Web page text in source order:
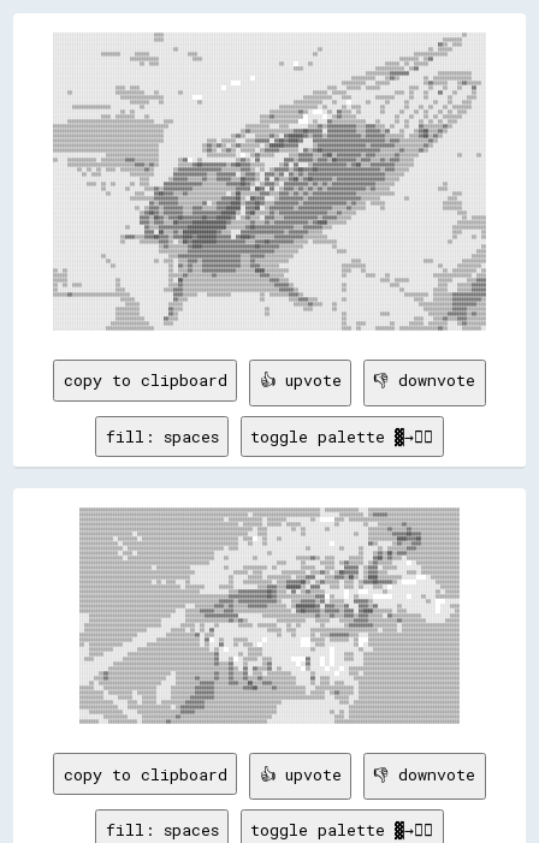
copy to clipboard 👍 upvote 👎 downvote
fill: spaces toggle palette ▓→✊🏽
▒▒▒▒▒▒▒▒▒▒▒▒▒▒▒▒▒▒▒▒▒▒▒▒▒▒▒▒▒▒▒▒▒▒▒▒▒▒▒▒▒▒▒▒▒▒▒▒▒▒▒▒▒▒▒▒▒▒▒▒▒▒▒▒▒▒▒▒▒▒░░▒▒▒▒▒▒▒▒▒▒▒▒▒▒▒▒▒▒▒▒▒▒▒▒▒▒▒▒░░░░░░░░▒▒▒▒▒▒▒▒▒▒░░▒▒▓▓▓▓▓▓▒▒▒▒▒▒▒▒▒▒▒▒▒▒▒▒▒▒▒▒▒▒▒▒▒▒▒▒▒▒
▒▒▒▒▒▒▒▒▒▒▒▒▒▒▒▒▒▒▒▒▒▒▒▒▒▒▒▒▒▒▒▒▒▒▒▒▒▒▒▒▒▒▒▒▒▒▒▒▒▒▒▒▒▒▒▒▒▒▒▒▒▒▒▒▒▒░░▒▒▒▒▒▒▒▒░░▒▒▒▒▒▒░░▒▒▒▒▒▒░░░░░░░░░░░░░░▒▒░░░░░░░░░░▒▒░░░░▒▒▒▒▒▒▒▒▒▒▓▓▒▒▒▒▒▒▒▒▒▒▒▒▒▒▒▒▒▒▒▒▒▒
▒▒▒▒▒▒▒▒▒▒▒▒▒▒▒▒▒▒▒▒▒▒▒▒▒▒▒▒▒▒▒▒▒▒▒▒▒▒▒▒▒▒▒▒▒▒▒▒▒▒▒▒▒▒▒▒▒▒▒▒▒▒▒▒▒▒▒▒▒▒▒▒░░▒▒▒▒░░░░░░░░░░▒▒░░▒▒░░░░░░░░▒▒░░░░░░░░░░░░░░░░▒▒▒▒▒▒▒▒▓▓▒▒▒▒▒▒▓▓▒▒▒▒▒▒▒▒▒▒▒▒▒▒▒▒▒▒▒▒
▒▒▒▒▒▒▒▒▒▒▒▒▒▒▒▒▒▒▒▒▒▒░░▒▒▒▒▒▒▒▒▒▒▒▒▒▒▒▒▒▒▒▒▒▒▒▒▒▒▒▒▒▒▒▒▒▒▒▒▒▒▒▒▒▒▒▒▒▒░░░░▒▒▒▒░░░░░░░░░░░░░░▒▒░░░░░░░░░░░░░░░░░░░░▒▒░░░░▒▒▒▒▒▒▒▒▒▒▓▓▓▓▓▓██▓▓▓▓▒▒▒▒▒▒▒▒▒▒▒▒▒▒▒▒
▒▒▒▒▒▒▒▒▒▒▒▒▒▒░░▒▒▒▒▒▒▒▒░░▒▒▒▒▒▒▒▒▒▒▒▒▒▒▒▒▒▒▒▒▒▒▒▒▒▒▒▒▒▒▒▒▒▒▒▒▒▒▒▒░░▒▒▒▒  ░░▒▒░░░░▒▒░░░░░░░░░░░░░░░░░░░░░░░░░░░░░░░░░░░░▒▒▒▒▒▒▒▒▒▒▒▒████▓▓▓▓██▒▒▒▒▒▒▒▒▒▒▒▒▒▒▒▒
▒▒▒▒▒▒▒▒▒▒▒▒▒▒▒▒░░▒▒▒▒▒▒▒▒▒▒▒▒▒▒▒▒▒▒▒▒▒▒▒▒▒▒▒▒▒▒▒▒▒▒▒▒▒▒▒▒▒▒▒▒▒▒▒▒░░░░▒▒░░░░▒▒░░░░░░░░░░░░░░░░░░░░░░░░░░  ░░░░░░░░░░░░░░▓▓▒▒░░░░░░▒▒▓▓▒▒▒▒▓▓▓▓▒▒▒▒▒▒▒▒▒▒▒▒▒▒▒▒
▒▒▒▒▒▒▒▒▒▒▒▒▒▒▒▒▒▒░░▒▒▒▒▒▒▒▒▒▒▒▒▒▒▒▒▒▒▒▒▒▒▒▒▒▒▒▒▒▒▒▒▒▒▒▒▒▒▒▒░░▒▒▒▒░░░░░░░░░░░░░░░░░░░░░░░░░░░░▒▒░░░░░░░░░░░░▒▒░░░░░░▒▒░░░░░░▒▒░░▒▒▒▒▒▒▒▒▓▓▓▓▒▒▒▒▒▒▒▒▒▒▒▒▒▒▒▒▒▒
▒▒▒▒▒▒▒▒▒▒▒▒▒▒▒▒░░▒▒▒▒░░▒▒▒▒▒▒▒▒▒▒▒▒▒▒▒▒▒▒▒▒▒▒▒▒▒▒▒▒▒▒▒▒░░░░░░░░░░░░░░░░░░░░░░▒▒░░░░░░░░░░░░░░░░░░░░░░░░░░░░░░░░░░░░▒▒░░░░▒▒▓▓▒▒██▒▒▓▓▓▓▒▒▒▒▒▒▒▒▒▒▒▒▒▒▒▒▒▒▒▒▒▒
▒▒▒▒▒▒▒▒▒▒▒▒▒▒▒▒▒▒░░▒▒▒▒▒▒▒▒▒▒▒▒▒▒▒▒▒▒▒▒▒▒▒▒▒▒▒▒▒▒▒▒▒▒▒▒░░░░▒▒░░░░░░░░░░▒▒░░░░░░░░░░░░░░░░▒▒▒▒▒▒▓▓▒▒░░▒▒▒▒░░░░░░▒▒▒▒▒▒░░░░▓▓██▒▒▓▓▒▒▒▒░░▒▒▒▒▒▒▒▒▒▒▒▒▒▒▒▒▒▒▒▒▒▒
▒▒▒▒▒▒▒▒▒▒▒▒▒▒▒▒▒▒▒▒▒▒▒▒▒▒▒▒▒▒▒▒▒▒▒▒▒▒▒▒▒▒▒▒▒▒▒▒▒▒▒▒▒▒░░░░░░░░░░░░░░░░░░░░░░░░░░░░▒▒▒▒░░░░░░▒▒░░░░░░▒▒▒▒▒▒░░▒▒▓▓▒▒▒▒▒▒░░▒▒▓▓▒▒▒▒▒▒░░░░░░  ░░▒▒▒▒▒▒▒▒▒▒▒▒▒▒▒▒▒▒
▒▒▒▒▒▒▒▒▒▒▒▒▒▒▒▒▒▒▒▒▒▒▒▒▒▒▒▒▒▒░░▒▒▒▒▒▒▒▒▒▒▒▒▒▒░░░░░░░░░░░░░░▒▒░░░░░░▒▒▒▒▒▒▒▒▒▒░░▒▒░░░░░░░░░░▒▒▒▒▒▒░░░░▒▒▒▒░░░░▓▓▓▓▓▓░░▒▒▓▓▓▓░░▒▒▒▒▒▒░░░░░░░░░░▒▒▒▒▒▒▒▒▒▒▒▒▒▒▒▒
▒▒▒▒▒▒▒▒▒▒▒▒▒▒▒▒▒▒▒▒▒▒▒▒▒▒▒▒▒▒▒▒▒▒▒▒▒▒▒▒▒▒▒▒▒▒▒▒░░░░░░░░░░░░░░░░▒▒▒▒▒▒░░▒▒▒▒░░░░░░░░▒▒▒▒▒▒▒▒▒▒░░▒▒▒▒▓▓▒▒░░▒▒██▓▓▓▓▓▓░░▒▒▓▓▓▓▒▒▒▒░░░░░░░░▒▒▒▒░░▒▒▒▒▒▒▒▒▒▒▒▒▒▒▒▒
▒▒▒▒▒▒▒▒▒▒▒▒▒▒▒▒▒▒▒▒▒▒▒▒▒▒▒▒▒▒▒▒▒▒▒▒▒▒▒▒▒▒▒▒▒▒░░░░░░░░░░░░░░░░▒▒░░░░░░▒▒▒▒▒▒░░▒▒▒▒▒▒▒▒▒▒░░▒▒▒▒▓▓▓▓░░░░▒▒▒▒▓▓▓▓▒▒██▒▒░░▒▒████▒▒▒▒▒▒▒▒▒▒░░░░░░    ░░▒▒▒▒▒▒▒▒▒▒▒▒
▒▒▒▒▒▒▒▒▒▒▒▒▒▒▒▒▒▒▒▒▒▒▒▒▒▒▒▒▒▒░░▒▒░░▒▒▒▒░░░░▒▒░░░░░░░░░░░░░░░░▒▒░░░░▒▒▒▒▒▒▒▒▒▒▒▒░░▒▒▒▒▓▓▓▓▓▓██▒▒░░▒▒▓▓▒▒▒▒▒▒░░▒▒▒▒░░▒▒▓▓▓▓██▓▓▓▓▓▓▒▒░░      ░░░░░░░░▒▒▒▒▒▒▒▒▒▒
▒▒▒▒▒▒▒▒▒▒▒▒▒▒▒▒▒▒▒▒▒▒▒▒▒▒▒▒▒▒▒▒▒▒▒▒▒▒▒▒▒▒░░▒▒▒▒▒▒▒▒░░░░░░▒▒▒▒▒▒░░░░░░░░░░▒▒▒▒▓▓▓▓▒▒▒▒██████▒▒░░▓▓▓▓░░░░▒▒▒▒░░▒▒▒▒░░▒▒░░░░▒▒▒▒░░  ░░░░░░░░░░░░░░░░░░░░▒▒▒▒▒▒▒▒
▒▒▒▒▒▒▒▒▒▒▒▒▒▒▒▒▒▒▒▒▒▒▒▒▒▒▒▒▒▒▒▒▒▒▒▒▒▒▒▒▒▒▒▒▒▒▒▒▒▒░░░░░░░░░░░░▒▒▒▒▓▓▓▓▓▓▓▓▓▓▓▓██▓▓▒▒▒▒░░▓▓░░▒▒▓▓▒▒▒▒▒▒░░░░░░░░  ░░░░    ░░░░░░▒▒░░░░░░░░░░░░░░░░░░░░▒▒░░▒▒▒▒▒▒
▒▒▒▒▒▒▒▒▒▒▒▒▒▒▒▒▒▒▒▒▒▒▒▒▒▒▒▒▒▒▒▒▒▒▒▒▒▒▒▒▒▒▒▒▒▒▒▒▒▒▒▒▒▒▒▒▒▒▒▒▒▒▓▓▓▓▓▓▓▓▓▓▓▓▓▓▓▓██▓▓▒▒▒▒▒▒▒▒▒▒▒▒▒▒▒▒▓▓▓▓  ▒▒░░░░  ░░▒▒░░░░░░        ░░░░░░  ░░░░▒▒░░░░▒▒▒▒▒▒▒▒▒▒
▒▒▒▒▒▒▒▒▒▒▒▒▒▒▒▒▒▒▒▒▒▒▒▒▒▒▒▒▒▒▒▒▒▒▒▒▒▒▒▒▒▒▒▒▒▒▒▒▒▒▒▒▒▒▒▒▒▒▓▓▓▓▓▓▒▒▓▓▓▓▓▓▓▓▓▓▓▓▓▓▓▓▒▒░░░░▒▒▒▒▓▓▓▓▓▓▒▒▓▓░░▒▒▒▒▒▒░░░░▓▓▓▓▓▓▒▒░░░░░░░░░░░░░░░░░░░░░░▒▒░░    ░░░░░░
▒▒▒▒▒▒▒▒▒▒▒▒▒▒▒▒▒▒▒▒▒▒▒▒▒▒▒▒▒▒▒▒▒▒▒▒▒▒▒▒▒▒▒▒░░░░▒▒▒▒▒▒▒▒▓▓▓▓▒▒▓▓▒▒▒▒▒▒▓▓▓▓▓▓▓▓▒▒▒▒▒▒▒▒░░▒▒████████▓▓░░▓▓▓▓▒▒▒▒▓▓░░░░▓▓▓▓▒▒▓▓░░░░░░░░▒▒░░░░░░░░░░░░░░  ░░░░▒▒▒▒
▒▒▒▒▒▒▒▒▒▒▒▒▒▒▒▒▒▒▒▒▒▒▒▒▒▒▒▒▒▒▒▒▒▒▒▒▒▒▒▒░░░░▒▒▒▒▒▒▓▓▓▓▓▓▒▒▒▒▓▓▓▓▒▒▒▒▒▒▒▒▒▒▒▒▒▒▒▒▒▒▒▒▒▒▒▒░░▓▓██▓▓▓▓▓▓▒▒▓▓▓▓▓▓▒▒▓▓▓▓░░▓▓████▒▒▒▒▒▒▒▒░░▒▒▒▒░░░░░░░░░░░░  ░░░░░░▒▒
░░░░▒▒▒▒▒▒▒▒▒▒▒▒▒▒▒▒▒▒▒▒▒▒▒▒▒▒▒▒▒▒▒▒▒▒░░░░░░▒▒▒▒▒▒▒▒▓▓▓▓▓▓▓▓▓▓▓▓▓▓░░░░░░░░░░▒▒▒▒▒▒▒▒▒▒▒▒▒▒▒▒▒▒▒▒▒▒▓▓▒▒▒▒▓▓▒▒▒▒▓▓▓▓▒▒▓▓▓▓▒▒▒▒▒▒░░▓▓▒▒▒▒▒▒▒▒▒▒▒▒░░░░░░░░░░░░▒▒▒▒
░░░░▒▒▒▒▒▒▒▒▒▒▒▒▒▒▒▒▒▒▒▒▒▒▒▒▒▒▒▒▒▒░░░░░░░░░░▒▒▒▒▒▒▒▒▒▒▒▒▒▒▒▒▒▒▓▓▒▒▓▓▒▒░░░░░░░░░░░░▒▒▒▒▒▒▒▒▒▒▒▒░░░░▒▒▒▒▒▒░░░░▒▒▒▒▒▒▓▓▓▓▓▓▒▒▒▒▒▒▒▒▒▒▒▒▓▓▒▒▒▒▒▒▒▒▒▒░░░░░░░░▒▒▒▒▒▒
░░▒▒▒▒▒▒▒▒▒▒▒▒▒▒▒▒▒▒▒▒▒▒▒▒▒▒▒▒▒▒▒▒░░░░░░░░▒▒▒▒▒▒░░▒▒░░░░▒▒░░░░░░░░▒▒▒▒▒▒░░▒▒▒▒▒▒▒▒░░░░▒▒░░▒▒░░░░░░░░▒▒░░░░░░░░▒▒▓▓▓▓▓▓▓▓▓▓▒▒▒▒▒▒▒▒▒▒░░▒▒▒▒▒▒▒▒▒▒▒▒▒▒▒▒▒▒▒▒▒▒▒▒
░░▒▒▒▒▒▒▒▒▒▒▒▒▒▒▒▒▒▒▒▒▒▒▒▒▒▒░░░░░░░░░░▒▒▒▒▒▒░░▒▒░░▒▒░░▓▓░░░░░░░░░░░░░░░░░░░░░░▒▒▒▒▒▒░░▒▒▒▒░░░░░░▒▒▒▒▒▒▒▒▒▒▒▒▒▒▒▒▒▒▒▒▒▒▒▒▒▒▒▒░░▒▒▒▒▒▒░░▒▒▒▒▒▒▒▒▒▒▒▒▒▒▒▒▒▒▒▒▒▒▒▒
▒▒▒▒▒▒▒▒▒▒▒▒▒▒▒▒▒▒▒▒▒▒▒▒░░░░░░░░░░░░▒▒▒▒▒▒▒▒▒▒▒▒▓▓░░▒▒▒▒░░░░░░░░░░░░░░░░░░░░░░░░░░▒▒░░░░▒▒░░░░░░▒▒░░▒▒▒▒▓▓▓▓▓▓▓▓▒▒▒▒░░░░▒▒▒▒▒▒▒▒▒▒▒▒▒▒▒▒▒▒▒▒▒▒▒▒▒▒▒▒▒▒▒▒▒▒▒▒▒▒
▒▒▒▒▒▒▒▒▒▒▒▒▒▒▒▒▒▒▒▒▒▒░░░░░░░░░░▒▒▒▒▒▒▒▒▒▒▒▒▒▒▒▒▒▒░░▓▓  ░░▒▒░░░░▒▒▒▒▒▒░░░░░░  ░░░░░░░░░░░░░░    ▒▒▒▒▒▒░░▒▒▒▒▒▒▒▒░░▒▒    ▒▒▒▒▒▒▒▒▒▒▒▒▒▒▒▒▒▒▒▒▒▒▒▒▒▒▒▒▒▒▒▒▒▒▒▒▒▒
▒▒░░▒▒▒▒▒▒▒▒▒▒▒▒▒▒░░░░░░░░░░▒▒▒▒▒▒▒▒▒▒▒▒▒▒▒▒▒▒▒▒▒▒░░▒▒░░░░▓▓░░░░▒▒░░▒▒▒▒░░  ░░░░░░░░░░░░░░░░    ░░▒▒▒▒░░░░░░░░░░░░▒▒  ░░▒▒▒▒▒▒▒▒▒▒▒▒▒▒▒▒▒▒▒▒▒▒▒▒▒▒▒▒▒▒▒▒▒▒▒▒▒▒
░░░░▒▒▒▒▒▒░░░░░░░░░░▒▒▒▒▒▒▒▒▒▒▒▒▒▒▒▒▒▒▒▒▒▒▒▒▒▒▒▒▒▒▒▒▒▒▒▒▓▓░░░░░░░░▒▒░░▒▒▒▒▒▒░░░░░░░░░░░░░░░░░░░░░░░░░░░░  ░░░░▒▒▒▒░░░░▒▒▒▒▒▒▒▒▒▒▒▒▒▒▒▒▒▒▒▒▒▒▒▒▒▒▒▒▒▒▒▒▒▒▒▒▒▒▒▒
░░▒▒▒▒░░░░░░░░░░░░▒▒▒▒▒▒▒▒▒▒▒▒▒▒▒▒▒▒▒▒▒▒▒▒▒▒▒▒▒▒▒▒▒▒▒▒▒▒▓▓░░░░▒▒  ░░▒▒▒▒▒▒░░▒▒▒▒░░░░░░░░      ▓▓░░░░  ░░  ░░░░▒▒▒▒░░░░▒▒▒▒▒▒▒▒▒▒▒▒▒▒▒▒▒▒▒▒▒▒▒▒▒▒▒▒▒▒▒▒▒▒▒▒▒▒▒▒
░░░░░░░░░░░░░░▒▒▒▒▒▒▒▒▒▒▒▒▒▒▒▒▒▒▒▒▒▒▒▒▒▒▒▒▒▒▒▒▒▒▒▒▒▒▒▒▒▒▓▓▒▒▒▒▓▓░░░░▒▒░░░░░░▒▒▓▓░░░░░░░░░░  ░░▓▓░░░░  ░░  ░░░░░░░░░░░░▒▒▒▒▒▒▒▒▒▒▒▒▒▒▒▒▒▒▒▒▒▒▒▒▒▒▒▒▒▒▒▒▒▒▒▒▒▒▒▒
░░░░░░░░░░░░▒▒▒▒▒▒▒▒▒▒▒▒▒▒▒▒▒▒▒▒▒▒▒▒▒▒▒▒▒▒▒▒▒▒▒▒▒▒▒▒▒▒▒▒▒▒▒▒▒▒▓▓▒▒░░▓▓░░▓▓▒▒▒▒▓▓░░▒▒░░░░░░░░  ▒▒░░░░░░  ░░░░  ░░▒▒▒▒▒▒▒▒▒▒▒▒▒▒▒▒▒▒▒▒▒▒▒▒▒▒▒▒▒▒▒▒▒▒▒▒▒▒▒▒▒▒▒▒▒▒
░░░░░░░░▒▒▓▓▒▒▒▒▒▒▒▒▒▒▒▒▒▒▒▒▒▒▒▒▒▒▒▒▒▒░░▒▒▒▒▒▒▒▒▒▒▒▒▒▒▒▒▓▓▒▒▒▒▓▓▒▒▒▒▓▓░░▒▒▒▒░░▒▒▒▒▒▒▒▒▒▒░░░░░░░░▒▒░░░░░░░░  ░░░░▒▒▒▒░░▒▒▒▒▒▒▒▒▒▒▒▒▒▒▒▒▒▒▒▒▒▒▒▒▒▒▒▒▒▒▒▒▒▒▒▒▒▒▒▒
░░░░░░▒▒▒▒▓▓▒▒▒▒▒▒▒▒▒▒▒▒▒▒▒▒▒▒▒▒▒▒▒▒░░░░▒▒▒▒▒▒▒▒▓▓▒▒▒▒▒▒▓▓▒▒▒▒▓▓▒▒▒▒▓▓▒▒▒▒▓▓▒▒▒▒▒▒▒▒▒▒▒▒▒▒░░░░░░▓▓░░▒▒▒▒░░░░░░░░░░▒▒▒▒▒▒▒▒▒▒▒▒▒▒▒▒▒▒▒▒▒▒▒▒▒▒▒▒▒▒▒▒▒▒▒▒▒▒▒▒▒▒▒▒
░░░░▒▒░░▒▒▒▒▒▒▒▒▒▒▒▒▒▒▒▒▒▒▒▒▒▒▒▒▒▒░░░░░░▒▒▒▒▒▒▒▒▒▒▓▓▓▓▓▓▒▒▒▒▒▒▓▓▓▓▒▒▒▒██▒▒▒▒▓▓▓▓▒▒▒▒▒▒▒▒▒▒░░░░░░▒▒░░▒▒▒▒░░▒▒▒▒░░░░░░▒▒▒▒▒▒▒▒▒▒▒▒▒▒▒▒▒▒▒▒▒▒▒▒▒▒▒▒▒▒▒▒▒▒▒▒▒▒▒▒▒▒
▒▒▒▒▒▒░░░░▒▒▒▒▒▒▒▒▒▒▒▒▒▒▒▒▒▒▒▒▒▒░░░░░░▒▒▒▒▒▒▒▒▒▒▓▓▓▓▓▓▓▓▒▒▒▒▒▒▒▒▒▒▒▒▓▓▓▓██▒▒▒▒▒▒▓▓▒▒▒▒▒▒▒▒▒▒▒▒░░░░▒▒▒▒▒▒▒▒▒▒▒▒▒▒▒▒░░▒▒▒▒▒▒▒▒▒▒▒▒▒▒▒▒▒▒▒▒▒▒▒▒▒▒▒▒▒▒▒▒▒▒▒▒▒▒▒▒▒▒
▒▒▒▒▒▒▒▒▒▒░░▒▒▒▒▒▒▒▒▒▒░░▒▒▒▒▒▒▒▒░░░░░░▒▒▒▒▒▒▒▒▒▒▓▓▓▓▓▓▓▓▒▒▒▒▒▒▒▒▒▒▒▒▒▒▒▒▒▒▒▒▒▒▒▒▒▒▒▒▒▒▒▒▒▒▒▒▒▒░░▒▒▒▒▒▒░░▒▒▓▓▒▒▒▒▒▒░░▒▒▒▒▒▒▒▒▒▒▒▒▒▒▒▒▒▒▒▒▒▒▒▒▒▒▒▒▒▒▒▒▒▒▒▒▒▒▒▒▒▒
▒▒▒▒▒▒▒▒▒▒░░░░░░▒▒▒▒▒▒░░░░▒▒▒▒▒▒░░░░░░▒▒▒▒▒▒▒▒▓▓▓▓▓▓▓▓▓▓▒▒▒▒▒▒▒▒▒▒▒▒▒▒▒▒▒▒▒▒▒▒▒▒▒▒▒▒▒▒▒▒▒▒▒▒▒▒▒▒▒▒▒▒▒▒░░░░▒▒▒▒▒▒░░░░▒▒▒▒▒▒▒▒▒▒▒▒▒▒▒▒▒▒▒▒▒▒▒▒▒▒▒▒▒▒▒▒▒▒▒▒▒▒▒▒▒▒
▒▒▒▒▒▒▒▒▒▒▒▒▒▒░░░░░░▒▒▒▒░░▒▒▒▒▒▒░░▒▒▒▒▒▒▒▒▒▒▓▓▓▓▓▓▓▓▒▒▒▒▒▒▒▒▒▒▒▒▒▒▒▒▒▒▒▒▒▒▒▒▒▒▒▒▒▒▒▒░░░░░░░░░░░░░░░░░░░░░░░░▒▒▒▒░░▒▒▒▒▒▒▒▒▒▒▒▒▒▒▒▒▒▒▒▒▒▒▒▒▒▒▒▒▒▒▒▒▒▒▒▒▒▒▒▒▒▒▒▒
▒▒▒▒▒▒▒▒▒▒▒▒▒▒▒▒░░░░▒▒▒▒▒▒▒▒▒▒▒▒▒▒▒▒▒▒░░▒▒▓▓▓▓▓▓▓▓▓▓▒▒▒▒▒▒▒▒▒▒▒▒▒▒▒▒▒▒▒▒▒▒▒▒▒▒▒▒▒▒░░░░░░░░░░░░░░░░░░░░░░░░░░░░░░▒▒▒▒▒▒▒▒▒▒▒▒▒▒▒▒▒▒▒▒▒▒▒▒▒▒▒▒▒▒▒▒▒▒▒▒▒▒▒▒▒▒▒▒▒▒
░░░░▒▒▒▒▒▒▒▒▒▒▒▒▒▒░░░░░░▒▒▒▒▒▒▒▒▒▒▒▒▒▒▒▒▒▒▓▓▓▓▓▓▒▒▒▒▒▒▒▒▒▒▒▒▒▒▒▒▒▒▒▒▒▒▒▒▒▒▒▒▒▒▒▒▒▒░░░░░░░░░░░░░░░░░░░░░░▒▒░░▒▒░░▒▒▒▒▒▒▒▒▒▒▒▒▒▒▒▒▒▒▒▒▒▒▒▒▒▒▒▒▒▒▒▒▒▒▒▒▒▒▒▒▒▒▒▒▒▒
░░░░░░░░░░▒▒▒▒▒▒▒▒▒▒░░░░░░▒▒▒▒▒▒▒▒▒▒▒▒▒▒▓▓▒▒▒▒▒▒▒▒▒▒▒▒▒▒▒▒▒▒▒▒▒▒▒▒▒▒▒▒▒▒▒▒▒▒▒▒▒▒░░░░░░░░░░░░░░░░░░░░░░░░░░▒▒▒▒░░▒▒▒▒▒▒▒▒▒▒▒▒▒▒▒▒▒▒▒▒▒▒▒▒▒▒▒▒▒▒▒▒▒▒▒▒▒▒▒▒▒▒▒▒▒▒
copy to clipboard 👍 upvote 👎 downvote
fill: spaces toggle palette ▓→✊🏽